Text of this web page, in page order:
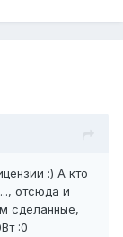
:) А кто
отсюда и
сделанные,
:0